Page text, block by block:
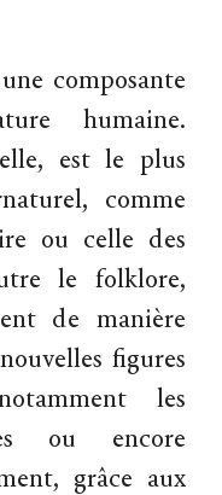
composante
humaine.
est le plus
comme
ou celle des
le folklore,
de manière
figures
les
ou encore
grâce aux